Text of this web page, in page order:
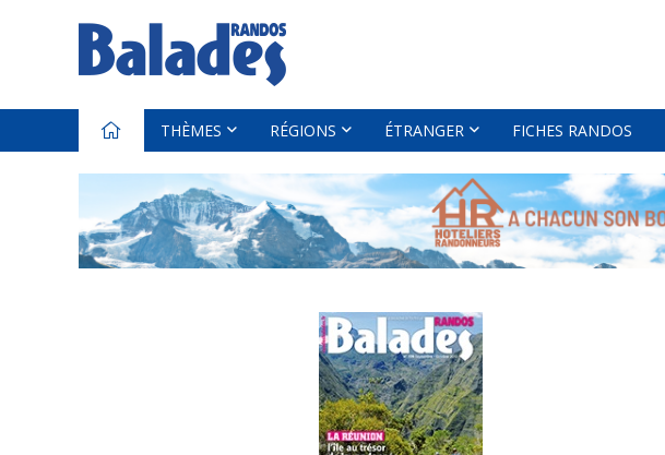
THÈMES RÉGIONS ÉTRANGER FICHES RANDOS